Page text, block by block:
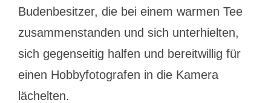
Budenbesitzer, die bei einem warmen Tee
zusammenstanden und sich unterhielten,
sich gegenseitig halfen und bereitwillig für
einen Hobbyfotografen in die Kamera
lächelten.